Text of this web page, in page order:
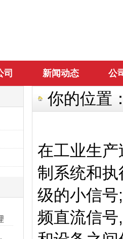
司 新闻动态 公
你的位置
在工业生
制系统和
级的小信
频直流信